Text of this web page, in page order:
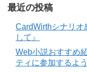
最近の投稿
CardWirthシナリオ
して』
Web小説おすすめ
ティに参加するよう